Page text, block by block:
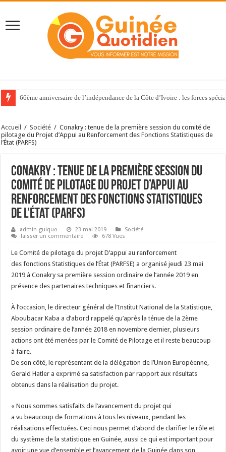
66ème anniversaire de l’indépendance de la Côte d’Ivoire : les forces
Accueil / Société / Conakry : tenue de la première session du comité de
pilotage du Projet d’Appui au Renforcement des Fonctions Statistiques de
l’État (PARFS)
Conakry : tenue de la première session du
comité de pilotage du Projet d’Appui au
Renforcement des Fonctions Statistiques
de l’État (PARFS)
admin-guiquo 23 mai 2019
Société
laisser un commentaire
678 Vues
Le Comité de pilotage du projet D’appui au renforcement
des fonctions Statistiques de l’État (PARFSE) a organisé jeudi 23 mai
2019 à Conakry sa première session ordinaire de l’année 2019 en
présence des partenaires techniques et financiers.
À l’occasion, le directeur général de l’Institut National de la Statistique,
Aboubacar Kaba a d’abord rappelé qu’après la ténue de la 2ème
session ordinaire de l’année 2018 en novembre dernier, plusieurs
actions ont été menées par le Comité de Pilotage et il reste beaucoup
à faire.
De son côté, le représentant de la délégation de l’Union Européenne,
Gerald Hatler a exprimé sa satisfaction par rapport aux résultats
obtenus dans la réalisation du projet.
« Nous sommes satisfaits de l’avancement du projet qui
a vu beaucoup de formations à tous les niveaux, pendant les
réalisations effectuées. Ceci nous permet d’abord de clarifier le rôle et
du système de la statistique en Guinée, aussi ce qui est important pour
avoir une vue d’ensemble et l’avancement de la Guinée dans son